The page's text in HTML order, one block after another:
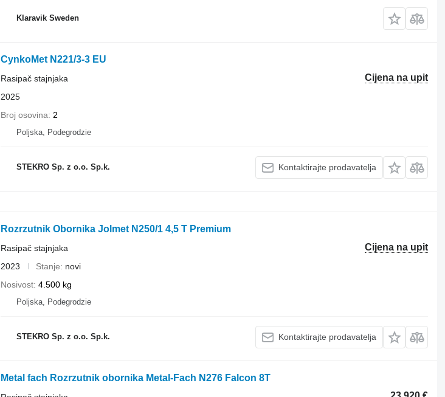
Klaravik Sweden
CynkoMet N221/3-3 EU
Cijena na upit
Rasipač stajnjaka
2025
Broj osovina
2
Poljska, Podegrodzie
STEKRO Sp. z o.o. Sp.k. Kontaktirajte prodavatelja
Rozrzutnik Obornika Jolmet N250/1 4,5 T Premium
Cijena na upit
Rasipač stajnjaka
2023
Stanje
novi
Nosivost 4.500 kg
Poljska, Podegrodzie
STEKRO Sp. z o.o. Sp.k. Kontaktirajte prodavatelja
Metal fach Rozrzutnik obornika Metal-Fach N276 Falcon 8T